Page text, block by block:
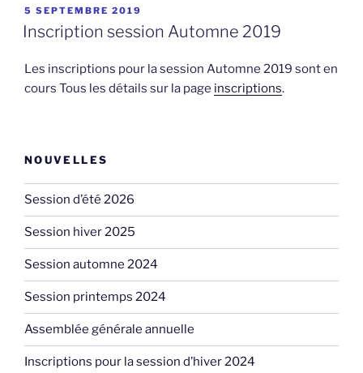
PUBLIÉ
LE
5 SEPTEMBRE 2019
Inscription session Automne 2019
Les inscriptions pour la session Automne 2019 sont en
cours Tous les détails sur la page inscriptions.
NOUVELLES
Session d’été 2026
Session hiver 2025
Session automne 2024
Session printemps 2024
Assemblée générale annuelle
Inscriptions pour la session d’hiver 2024